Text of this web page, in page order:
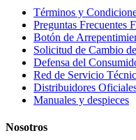
Términos y
Preguntas Frecuentes
Botón de
Solicitud de Cambio
Defensa del
Red de Servicio
Distribuidores
Manuales y despieces
Nosotros